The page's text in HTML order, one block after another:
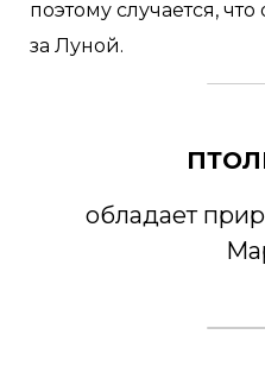
поэтому случается,
за Луной.
обладает